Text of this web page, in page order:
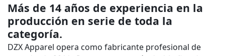
Más de 14 años de experiencia en la
producción en serie de toda la
categoría.
DZX Apparel opera como fabricante profesional de